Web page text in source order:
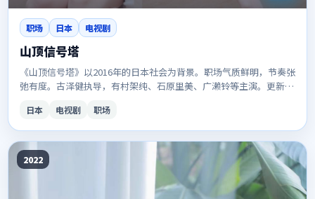
职场 日本 电视剧
山顶信号塔
《山顶信号塔》以2016年的日本社会为背景。职场气质鲜明，节奏张
弛有度。古泽健执导，有村架纯、石原里美、广濑铃等主演。更新稳
日本 电视剧 职场
2022